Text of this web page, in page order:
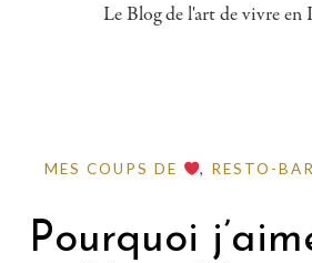
Le Blog de l'art de vivre en
MES COUPS DE , RESTO-
Pourquoi